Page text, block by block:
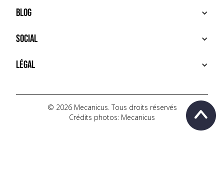
SERVICES PREMIUM
À PROPOS
HOUSE MECANICUS
CONTACT
Blog
NEWS
VIDÉOS
AUTOPÉDIA
Social
INSTAGRAM
TIKTOK
YOUTUBE
Légal
POLITIQUE DE CONFIDENTIALITÉ
© 2026 Mecanicus. Tous droits réservés
Crédits photos: Mecanicus